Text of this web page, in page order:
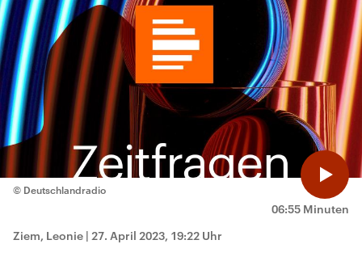
06:55 Minuten
© Deutschlandradio
Ziem, Leonie | 27. April 2023, 19:22 Uhr